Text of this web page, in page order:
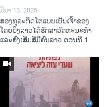
ມີນາ 13, 2025
ສອງທຸລະກິດໂຕແບບເປັນເຈົ້າຂອງ
ໂດຍຍິງລາວໄດ້ຮັກສາວັດທະນະທຳ
ແລະສົ່ງເສີມສີມືຄົນລາວ ຕອນທີ 1